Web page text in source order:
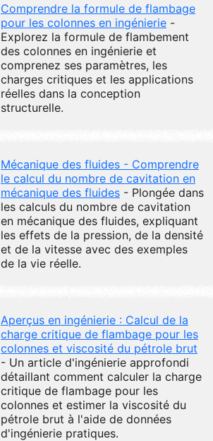
Comprendre la formule de flambage
pour les colonnes en ingénierie -
Explorez la formule de flambement
des colonnes en ingénierie et
comprenez ses paramètres, les
charges critiques et les applications
réelles dans la conception
structurelle.
Mécanique des fluides - Comprendre
le calcul du nombre de cavitation en
mécanique des fluides - Plongée dans
les calculs du nombre de cavitation
en mécanique des fluides, expliquant
les effets de la pression, de la densité
et de la vitesse avec des exemples
de la vie réelle.
Aperçus en ingénierie : Calcul de la
charge critique de flambage pour les
colonnes et viscosité du pétrole brut
- Un article d'ingénierie approfondi
détaillant comment calculer la charge
critique de flambage pour les
colonnes et estimer la viscosité du
pétrole brut à l'aide de données
d'ingénierie pratiques.